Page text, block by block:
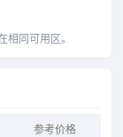
同可用区。
内存
参考价格